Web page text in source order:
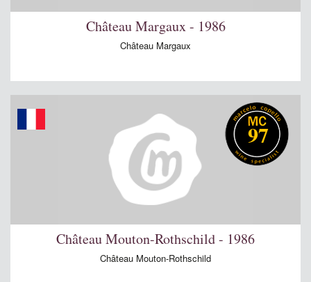
Château Margaux - 1986
Château Margaux
97
Château Mouton-Rothschild - 1986
Château Mouton-Rothschild